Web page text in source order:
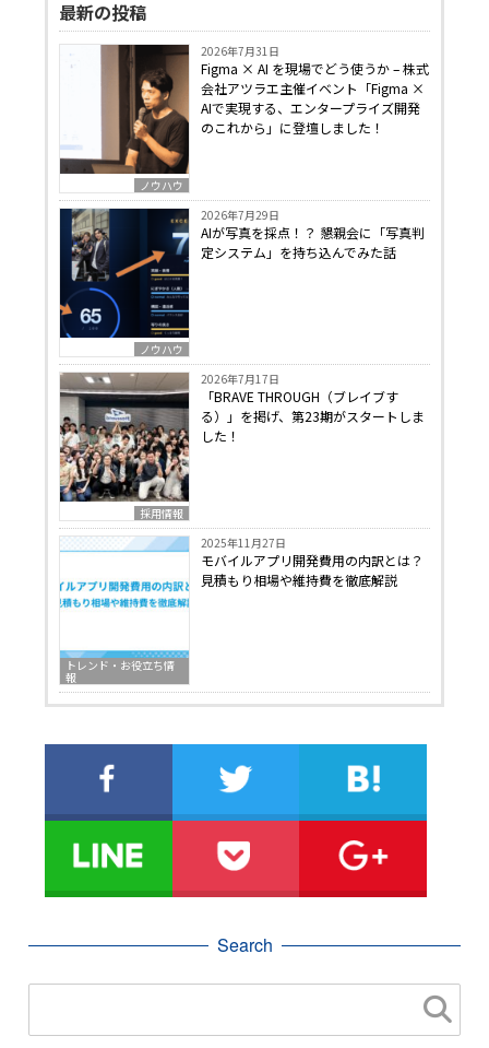
最新の投稿
ノウハウ
2026年7月31日
Figma × AI を現場でどう使うか – 株式
会社アツラエ主催イベント「Figma ×
AIで実現する、エンタープライズ開発
のこれから」に登壇しました！
ノウハウ
2026年7月29日
AIが写真を採点！？ 懇親会に「写真判
定システム」を持ち込んでみた話
採用情報
2026年7月17日
「BRAVE THROUGH（ブレイブす
る）」を掲げ、第23期がスタートしま
した！
トレンド・お役立ち情
報
2025年11月27日
モバイルアプリ開発費用の内訳とは？
見積もり相場や維持費を徹底解説
Search